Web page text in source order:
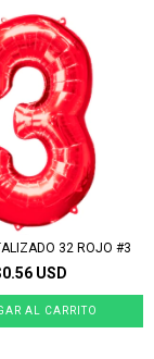
32 ROJO #3
USD